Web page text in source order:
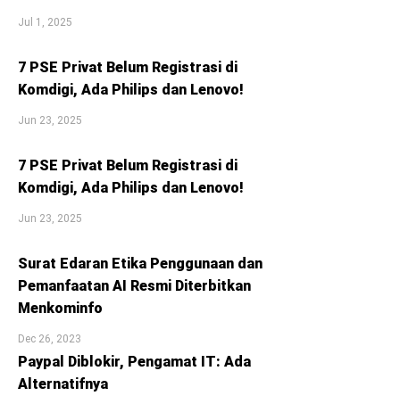
Jul 1, 2025
7 PSE Privat Belum Registrasi di
Komdigi, Ada Philips dan Lenovo!
Jun 23, 2025
7 PSE Privat Belum Registrasi di
Komdigi, Ada Philips dan Lenovo!
Jun 23, 2025
Surat Edaran Etika Penggunaan dan
Pemanfaatan AI Resmi Diterbitkan
Menkominfo
Dec 26, 2023
Paypal Diblokir, Pengamat IT: Ada
Alternatifnya